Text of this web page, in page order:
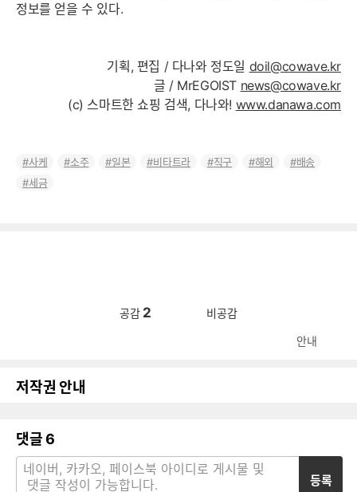
정보를 얻을 수 있다.
기획, 편집 / 다나와 정도일 doil@cowave.kr
글 / MrEGOIST news@cowave.kr
(c) 스마트한 쇼핑 검색, 다나와! www.danawa.com
사케 소주 일본 비타트라 직구 해외
배송
세금
공감 2 비공감
안내
저작권 안내
댓글6
등록